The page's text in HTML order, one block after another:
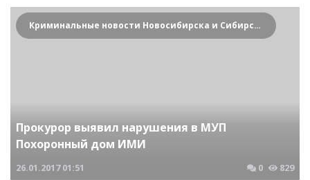
Криминальные новости Новосибирска и Сибирского региона
Прокурор выявил нарушения в МУП
Похоронный дом ИМИ
26.01.2017 01:51 0 829